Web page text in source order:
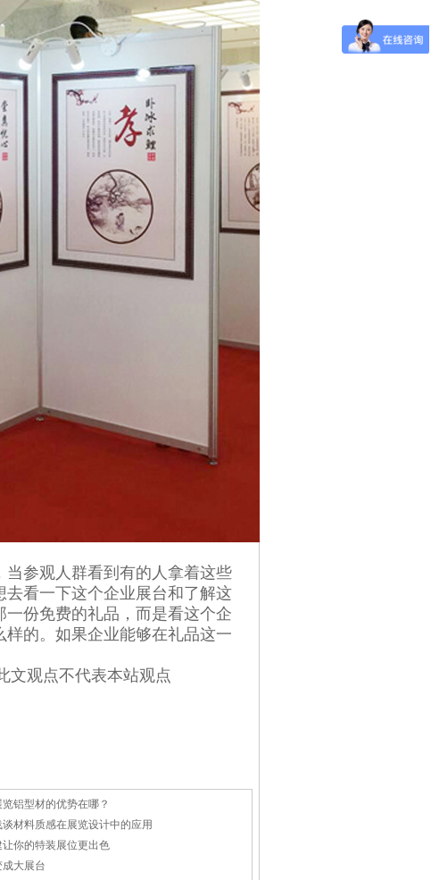
参观人群看到有的人拿着这些
看一下这个企业展台和了解这
份免费的礼品，而是看这个企
的。如果企业能够在礼品这一
文观点不代表本站观点
铝型材的优势在哪？
材料质感在展览设计中的应用
你的特装展位更出色
大展台